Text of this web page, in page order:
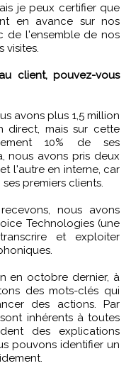
je peux certifier que
en avance sur nos
de l'ensemble de nos
visites.
client, pouvez-vous
avons plus 1,5 million
direct, mais sur cette
10% de ses
nous avons pris deux
l'autre en interne, car
premiers clients.
nous avons
Technologies (une
et exploiter
en octobre dernier, à
des mots-clés qui
des actions. Par
inhérents à toutes
des explications
pouvons identifier un